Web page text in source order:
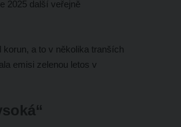
2025 další veřejně
a to v několika tranších
emisi zelenou letos v